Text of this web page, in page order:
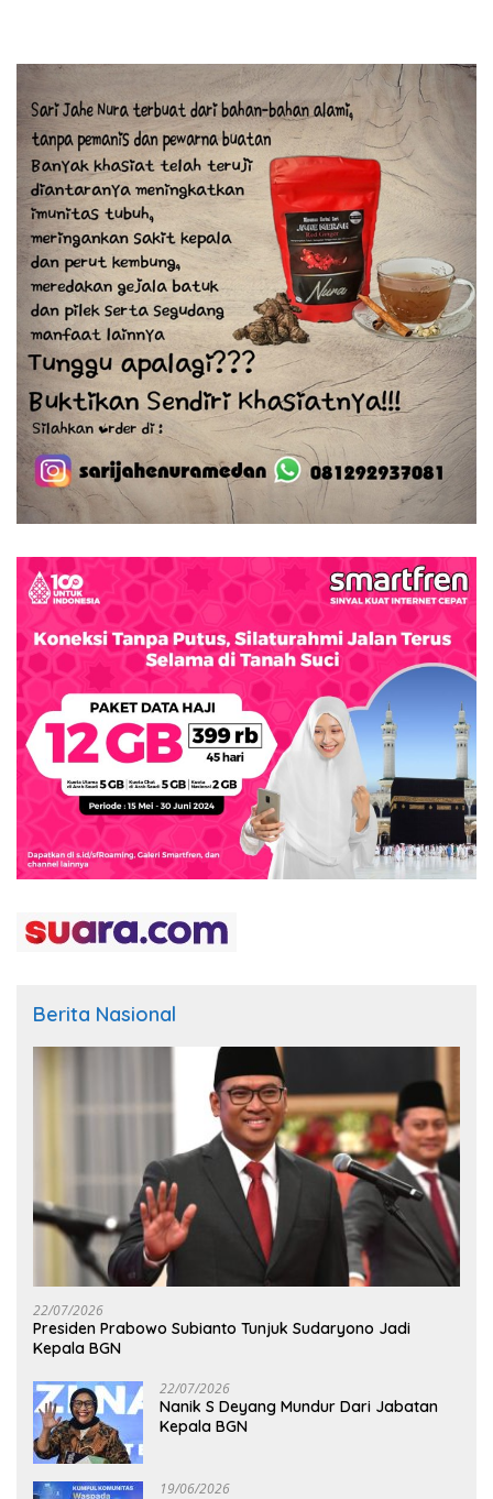
Berita Nasional
22/07/2026
Presiden Prabowo Subianto Tunjuk Sudaryono Jadi
Kepala BGN
22/07/2026
Nanik S Deyang Mundur Dari Jabatan
Kepala BGN
19/06/2026